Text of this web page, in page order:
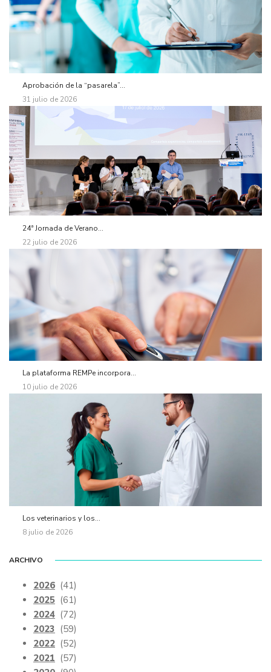
Aprobación de la “pasarela”...
31 julio de 2026
24ª Jornada de Verano...
22 julio de 2026
La plataforma REMPe incorpora...
10 julio de 2026
Los veterinarios y los...
8 julio de 2026
ARCHIVO
2026 (41)
2025 (61)
2024 (72)
2023 (59)
2022 (52)
2021 (57)